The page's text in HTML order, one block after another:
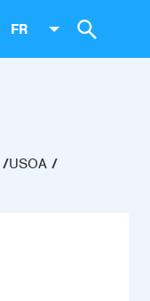
FR
USOA